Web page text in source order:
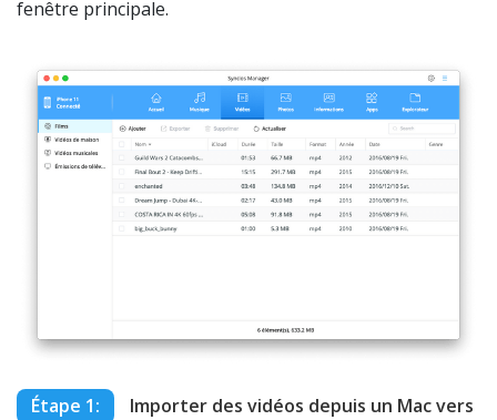
fenêtre principale.
Étape 1:
Importer des vidéos depuis un Mac vers